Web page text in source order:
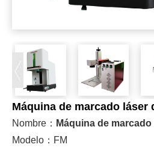
Máquina de marcado láser
Nombre： Máquina de
Modelo：FM